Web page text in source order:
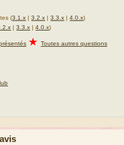
(3.1.x |3.2.x |3.3.x |4.0.x)
|3.3.x |4.0.x)
★ Toutes autres questions